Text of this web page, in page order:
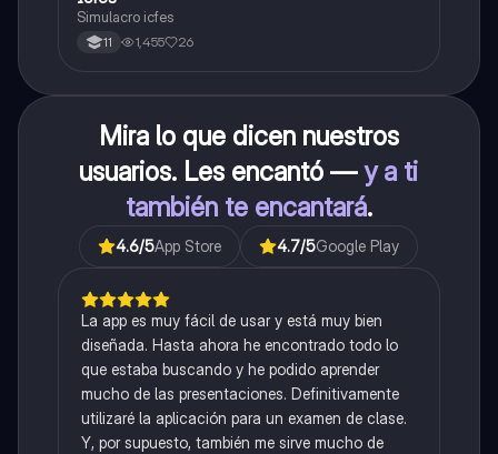
Simulacro icfes
11 1,455 26
Mira lo que dicen nuestros
usuarios. Les encantó —y a ti
también te encantará.
4.6/5App Store 4.7/5Google Play
La app es muy fácil de usar y está muy bien
diseñada. Hasta ahora he encontrado todo lo
que estaba buscando y he podido aprender
mucho de las presentaciones. Definitivamente
utilizaré la aplicación para un examen de clase.
Y, por supuesto, también me sirve mucho de